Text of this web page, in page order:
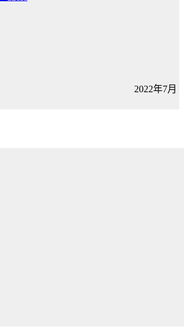
2022年7月